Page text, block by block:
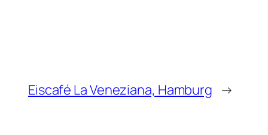
Eiscafé La Veneziana, Hamburg →